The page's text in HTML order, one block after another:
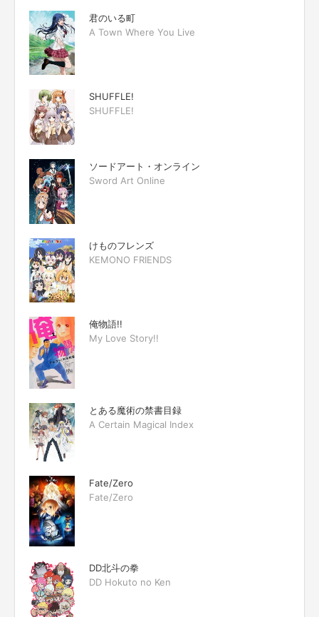
君のいる町
A Town Where You Live
SHUFFLE!
SHUFFLE!
ソードアート・オンライン
Sword Art Online
けものフレンズ
KEMONO FRIENDS
俺物語!!
My Love Story!!
とある魔術の禁書目録
A Certain Magical Index
Fate/Zero
Fate/Zero
DD北斗の拳
DD Hokuto no Ken